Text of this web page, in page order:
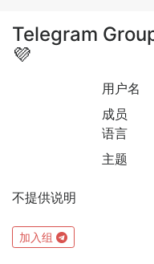
Telegram
💜
用户名
成员
语言
主题
不提供说明
加入组